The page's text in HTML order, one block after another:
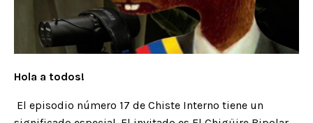
Hola a todos!
El episodio número 17 de Chiste Interno tiene un